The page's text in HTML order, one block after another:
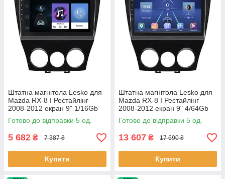
Штатна магнітола Lesko для
Mazda RX-8 I Рестайлінг
2008-2012 екран 9" 1/16Gb
Wi-Fi GPS Base 5 шт.
Готово до відправки 5 од.
5 682 ₴ 7 387 ₴
Купити
Штатна магнітола Lesko для
Mazda RX-8 I Рестайлінг
2008-2012 екран 9" 4/64Gb
4G Wi-Fi GPS Top 5 шт.
Готово до відправки 5 од.
13 607 ₴ 17 690 ₴
Купити